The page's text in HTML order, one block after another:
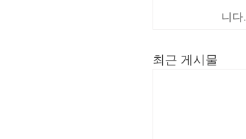
니다.
최근 게시물